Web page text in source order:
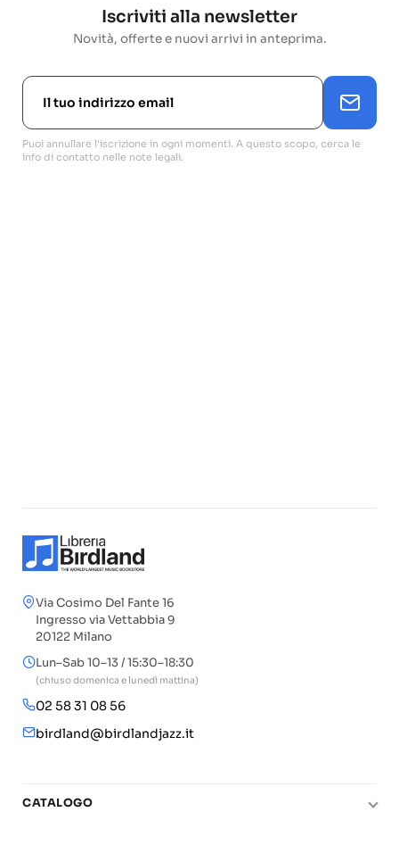
Iscriviti alla newsletter
Novità, offerte e nuovi arrivi in anteprima.
Puoi annullare l'iscrizione in ogni momenti. A questo scopo, cerca le
info di contatto nelle note legali.
Via Cosimo Del Fante 16
Ingresso via Vettabbia 9
20122 Milano
Lun–Sab 10–13 / 15:30–18:30
(chiuso domenica e lunedì mattina)
02 58 31 08 56
birdland@birdlandjazz.it
CATALOGO